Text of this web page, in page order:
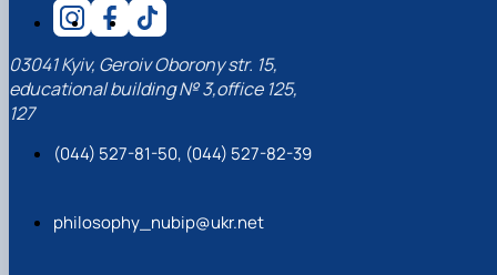
03041 Kyiv, Geroiv Oborony str. 15,
educational building № 3,office 125,
127
(044) 527-81-50, (044) 527-82-39
philosophy_nubip@ukr.net